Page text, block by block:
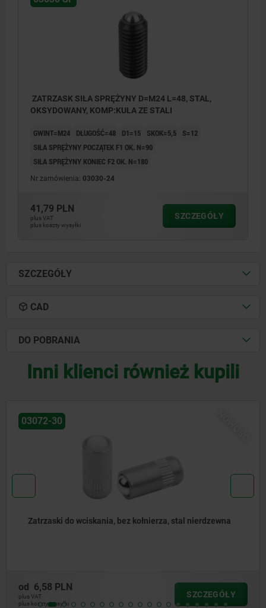
ZATRZASK SIŁA SPRĘŻYNY D=M24 L=48, STAL,
OKSYDOWANY, KOMP:KULA ZE STALI
GWINT=M24 DŁUGOŚĆ=48 D1=15 SKOK=5,5
S=12
SIŁA SPRĘŻYNY POCZĄTEK F1 OK. N=90
SIŁA SPRĘŻYNY KONIEC F2 OK. N=180
Nr zamówienia: 03030-24
41,79 PLN
plus VAT
plus koszty wysyłki
SZCZEGÓŁY
SZCZEGÓŁY
CAD
DO POBRANIA
Inni klienci również kupili
03071-90
Zatrzaski wersja gładka bez kołnierza, stal
od 5,01 PLN
plus VAT
plus koszty wysyłki
SZCZEGÓŁY